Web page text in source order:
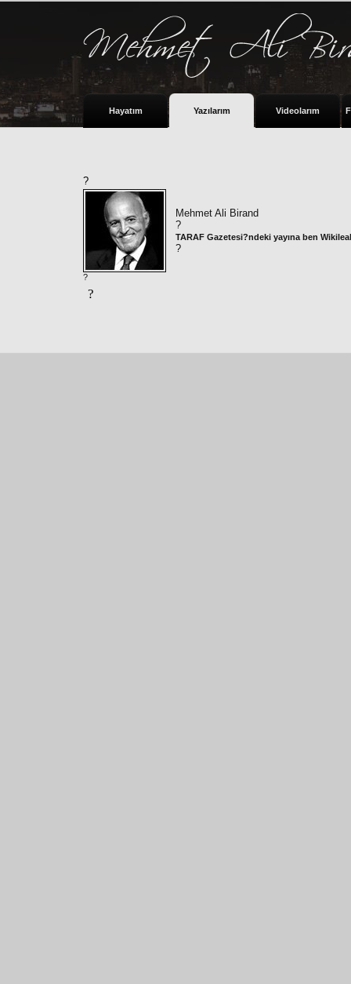
Hayatım Yazılarım Videolarım
?
Mehmet Ali Birand
?
TARAF Gazetesi?ndeki yayına ben
?
?
?